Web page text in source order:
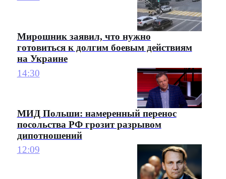
Мирошник заявил, что нужно
готовиться к долгим боевым действиям
на Украине
14:30
МИД Польши: намеренный перенос
посольства РФ грозит разрывом
дипотношений
12:09